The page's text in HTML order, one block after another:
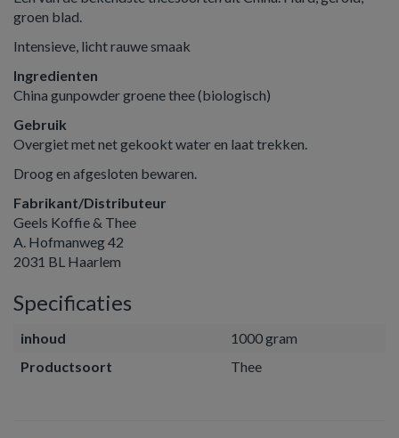
groen blad.
Intensieve, licht rauwe smaak
Ingredienten
China gunpowder groene thee (biologisch)
Gebruik
Overgiet met net gekookt water en laat trekken.
Droog en afgesloten bewaren.
Fabrikant/Distributeur
Geels Koffie & Thee
A. Hofmanweg 42
2031 BL Haarlem
Specificaties
inhoud
1000 gram
Productsoort
Thee